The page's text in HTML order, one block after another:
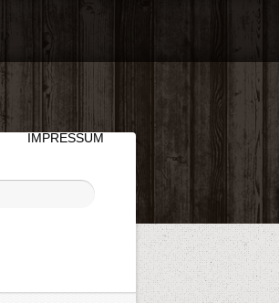
IMPRESSUM